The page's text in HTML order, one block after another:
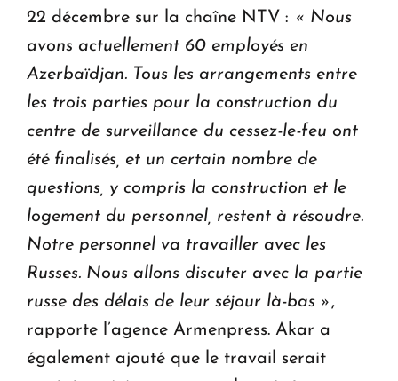
22 décembre sur la chaîne NTV : « Nous
avons actuellement 60 employés en
Azerbaïdjan. Tous les arrangements entre
les trois parties pour la construction du
centre de surveillance du cessez-le-feu ont
été finalisés, et un certain nombre de
questions, y compris la construction et le
logement du personnel, restent à résoudre.
Notre personnel va travailler avec les
Russes. Nous allons discuter avec la partie
russe des délais de leur séjour là-bas »,
rapporte l’agence Armenpress. Akar a
également ajouté que le travail serait